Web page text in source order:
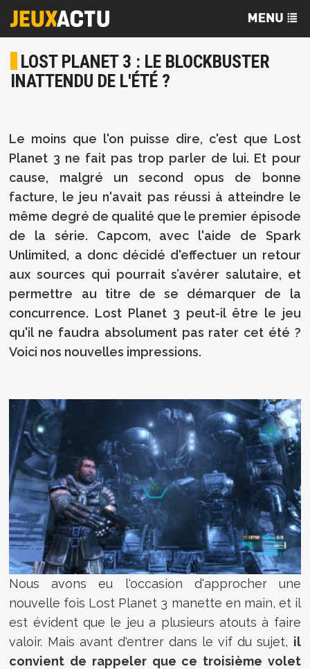
LOST PLANET 3 : LE BLOCKBUSTER
INATTENDU DE L'ÉTÉ ?
Le moins que l'on puisse dire, c'est que Lost
Planet 3 ne fait pas trop parler de lui. Et pour
cause, malgré un second opus de bonne
facture, le jeu n'avait pas réussi à atteindre le
même degré de qualité que le premier épisode
de la série. Capcom, avec l'aide de Spark
Unlimited, a donc décidé d'effectuer un retour
aux sources qui pourrait s’avérer salutaire, et
permettre au titre de se démarquer de la
concurrence. Lost Planet 3 peut-il être le jeu
qu'il ne faudra absolument pas rater cet été ?
Voici nos nouvelles impressions.
Nous avons eu l'occasion d'approcher une
nouvelle fois Lost Planet 3 manette en main, et il
est évident que le jeu a plusieurs atouts à faire
valoir. Mais avant d'entrer dans le vif du sujet, il
convient de rappeler que ce troisième volet